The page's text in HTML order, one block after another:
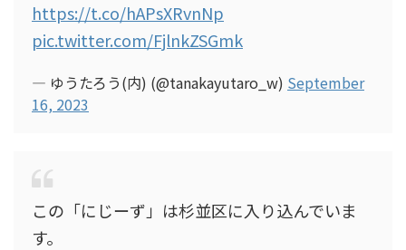
https://t.co/hAPsXRvnNp
pic.twitter.com/FjlnkZSGmk
— ゆうたろう(内) (@tanakayutaro_w) September
16, 2023
この「にじーず」は杉並区に入り込んでいま
す。